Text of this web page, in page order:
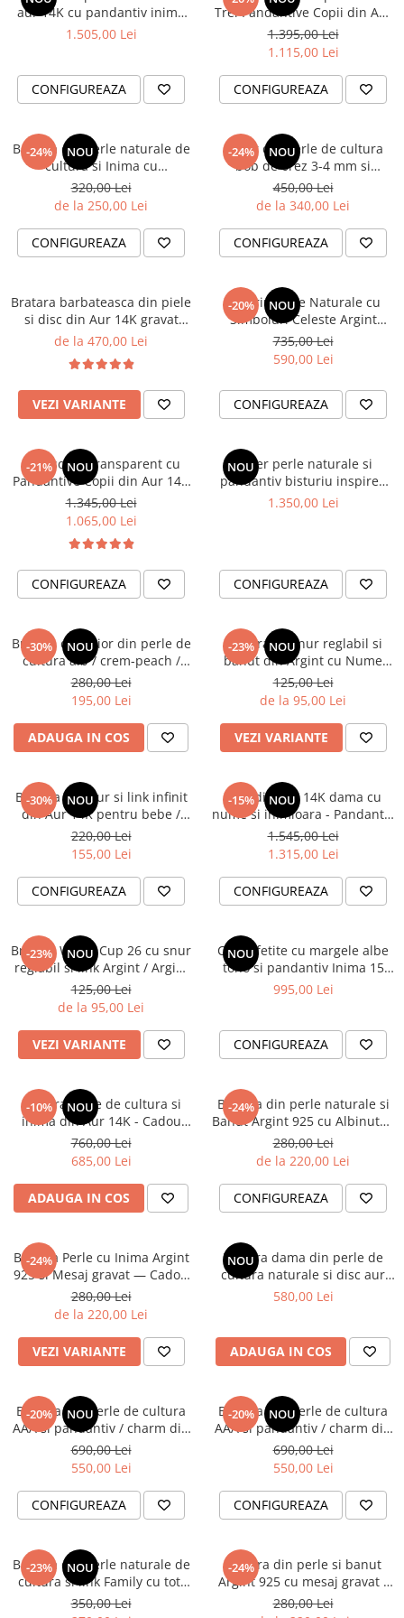
Cadouri pentru Absolvire
Profesoare
Cadouri Cupluri
Cercei din aur
Bijuterii Profesii
Bijuterii Tematice Sport
Bijuterii cu mesaj Motivational
Bijuterii personalizate cu poza
aur 14K cu pandantiv inima
personalizat cu fotografie /
1.505,00 Lei
CONFIGUREAZA
Trei Pandantive Copii din Aur
14K Fetite / Baietei - Gravura
cu Numele Copiilor
1.395,00 Lei
1.115,00 Lei
CONFIGUREAZA
-24% NOU
Bratara din perle naturale de
cultura si Inima cu
Fotogravura 18 mm din Argint
placat cu Aur 18K
320,00 Lei
de la 250,00 Lei
CONFIGUREAZA
-24% NOU
Colier din perle de cultura
bob de orez 3-4 mm si
pandantiv inima gravat
'Familia' 13mm din Argint
placat cu Aur 18K
450,00 Lei
de la 340,00 Lei
CONFIGUREAZA
Bratara barbateasca din piele
si disc din Aur 14K gravat
"Nihil sine Deo" / "Nimic fara
de la 470,00 Lei
VEZI VARIANTE
-20% NOU
Rozariu Perle Naturale cu
Simboluri Celeste Argint
Placat cu Aur 18K
735,00 Lei
590,00 Lei
CONFIGUREAZA
-21% NOU
Lantisor fir transparent cu
Pandantive Copii din Aur 14K
Fetita & Baietel — Gravura cu
Numele Copiilor
1.345,00 Lei
1.065,00 Lei
CONFIGUREAZA
NOU
Colier perle naturale si
pandantiv bisturiu inspired
Aur 14K
1.350,00 Lei
CONFIGUREAZA
-30% NOU
Bratara de picior din perle de
cultura alb / crem-peach /
negre si steluta de mare
Argint / Argint placatu cu Aur
18K
280,00 Lei
195,00 Lei
ADAUGA IN COS
-23% NOU
Bratara cu snur reglabil si
banut din Argint cu Nume
cu Aur 18K
125,00 Lei
de la 95,00 Lei
VEZI VARIANTE
-30% NOU
Bratara cu snur si link infinit
din Aur 14K pentru bebe /
nou nascut - Cadou Botez
220,00 Lei
155,00 Lei
CONFIGUREAZA
-15% NOU
Lant din Aur 14K dama cu
nume si inimioara - Pandantiv
aur decupat nume
1.545,00 Lei
1.315,00 Lei
CONFIGUREAZA
-23% NOU
Bratara World Cup 26 cu snur
reglabil si link Argint / Argint
placat cu aur 18K - Cupa
Mondiala 2026
125,00 Lei
de la 95,00 Lei
VEZI VARIANTE
NOU
Colier fetite cu margele albe
toho si pandantiv Inima 15
mm din Aur 14K cu
995,00 Lei
CONFIGUREAZA
-10% NOU
Bratara perle de cultura si
inima din Aur 14K - Cadou
Educatoare / Invatatoare /
Profesoara
760,00 Lei
685,00 Lei
ADAUGA IN COS
-24%
Bratara din perle naturale si
Banut Argint 925 cu Albinuta -
Cadou personalizat Domana
Educatoare
280,00 Lei
de la 220,00 Lei
CONFIGUREAZA
-24%
Bratara Perle cu Inima Argint
925 si Mesaj gravat — Cadou
Educatoare / Invatatoare /
Profesoara
280,00 Lei
de la 220,00 Lei
VEZI VARIANTE
NOU
Bratara dama din perle de
cultura naturale si disc aur
14K 'Zambeste, Iubeste,
580,00 Lei
ADAUGA IN COS
-20% NOU
Bratara din perle de cultura
AAA si pandantiv / charm din
Aur 14K stea
690,00 Lei
550,00 Lei
CONFIGUREAZA
-20% NOU
Bratara din perle de cultura
AAA si pandantiv / charm din
Aur 14K inima
690,00 Lei
550,00 Lei
CONFIGUREAZA
-23% NOU
Bratara din perle naturale de
cultura si link Family cu toti
membrii familiei din Argint
350,00 Lei
-24%
Bratara din perle si banut
Argint 925 cu mesaj gravat -
Cadou pentru Invatatoare /
280,00 Lei